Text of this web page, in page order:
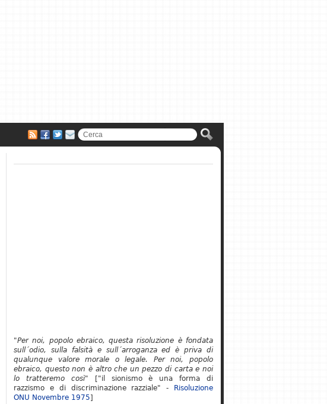
"Per noi, popolo ebraico, questa risoluzione è fondata
sull´odio, sulla falsità e sull´arroganza ed è priva di
qualunque valore morale o legale. Per noi, popolo
ebraico, questo non è altro che un pezzo di carta e noi
lo tratteremo così" ["il sionismo è una forma di
razzismo e di discriminazione razziale" -
Risoluzione
ONU Novembre 1975]